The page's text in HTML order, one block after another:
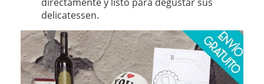
delicatessen.